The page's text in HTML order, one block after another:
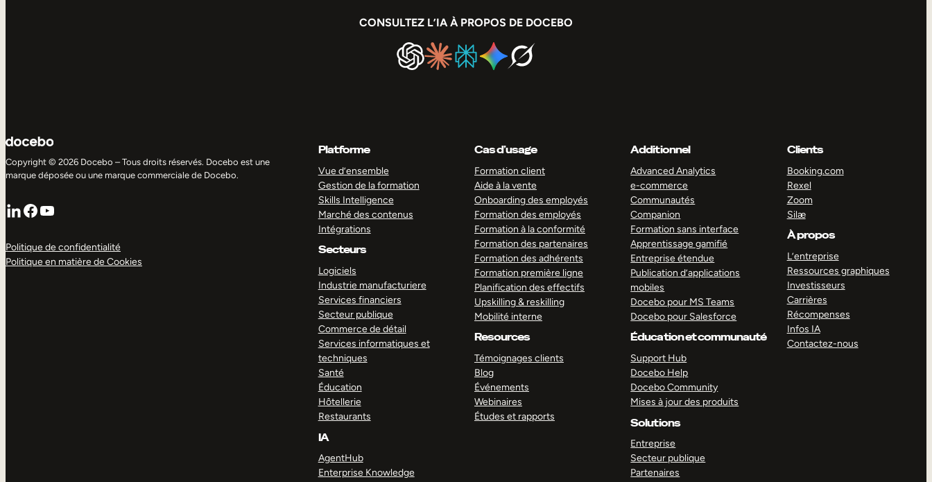
CONSULTEZ L’IA À PROPOS DE DOCEBO
Copyright © 2026 Docebo – Tous droits réservés. Docebo est une
marque déposée ou une marque commerciale de Docebo.
LinkedIn
Facebook
YouTube
Politique de confidentialité
Politique en matière de Cookies
Platforme
Vue d’ensemble
Gestion de la formation
Skills Intelligence
Marché des contenus
Intégrations
Secteurs
Logiciels
Industrie manufacturiere
Services financiers
Secteur publique
Commerce de détail
Services informatiques et
techniques
Santé
Éducation
Hôtellerie
Restaurants
IA
AgentHub
Enterprise Knowledge
Cas d’usage
Formation client
Aide à la vente
Onboarding des employés
Formation des employés
Formation à la conformité
Formation des partenaires
Formation des adhérents
Formation première ligne
Planification des effectifs
Upskilling & reskilling
Mobilité interne
Resources
Témoignages clients
Blog
Événements
Webinaires
Études et rapports
Additionnel
Advanced Analytics
e-commerce
Communautés
Companion
Formation sans interface
Apprentissage gamifié
Entreprise étendue
Publication d’applications
mobiles
Docebo pour MS Teams
Docebo pour Salesforce
Éducation et communauté
Support Hub
Docebo Help
Docebo Community
Mises à jour des produits
Solutions
Entreprise
Secteur publique
Partenaires
Clients
Booking.com
Rexel
Zoom
Silæ
À propos
L’entreprise
Ressources graphiques
Investisseurs
Carrières
Récompenses
Infos IA
Contactez-nous